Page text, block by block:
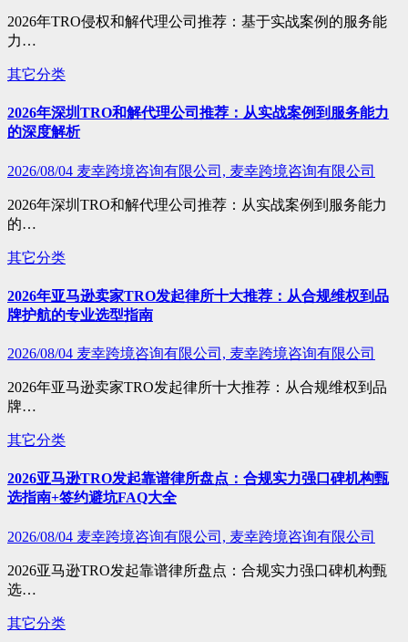
2026年TRO侵权和解代理公司推荐：基于实战案例的服务能
力…
其它分类
2026年深圳TRO和解代理公司推荐：从实战案例到服务能力
的深度解析
2026/08/04 麦幸跨境咨询有限公司, 麦幸跨境咨询有限公司
2026年深圳TRO和解代理公司推荐：从实战案例到服务能力
的…
其它分类
2026年亚马逊卖家TRO发起律所十大推荐：从合规维权到品
牌护航的专业选型指南
2026/08/04 麦幸跨境咨询有限公司, 麦幸跨境咨询有限公司
2026年亚马逊卖家TRO发起律所十大推荐：从合规维权到品
牌…
其它分类
2026亚马逊TRO发起靠谱律所盘点：合规实力强口碑机构甄
选指南+签约避坑FAQ大全
2026/08/04 麦幸跨境咨询有限公司, 麦幸跨境咨询有限公司
2026亚马逊TRO发起靠谱律所盘点：合规实力强口碑机构甄
选…
其它分类